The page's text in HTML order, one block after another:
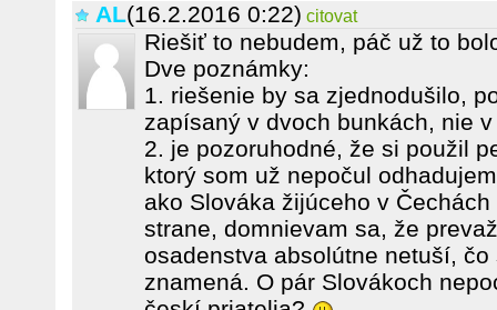
AL(16.2.2016 0:22) citovat
Riešiť to nebudem, páč už to
Dve poznámky:
1. riešenie by sa zjednodušilo,
zapísaný v dvoch bunkách, nie
2. je pozoruhodné, že si použil
ktorý som už nepočul
ako Slováka žijúceho v
strane, domnievam sa, že
osadenstva absolútne netuší,
znamená. O pár Slovákoch